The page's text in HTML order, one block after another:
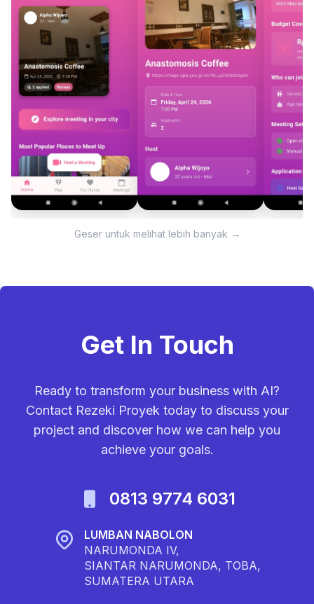
Geser untuk melihat lebih banyak →
Get In Touch
Ready to transform your business with AI?
Contact Rezeki Proyek today to discuss your
project and discover how we can help you
achieve your goals.
0813 9774 6031
LUMBAN NABOLON
NARUMONDA IV,
SIANTAR NARUMONDA, TOBA,
SUMATERA UTARA